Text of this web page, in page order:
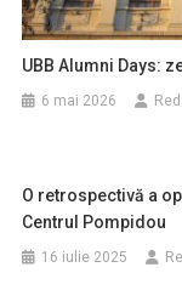
UBB Alumni Days:
6 mai 2026
O retrospectivă a
Centrul Pompidou
16 iulie 2025